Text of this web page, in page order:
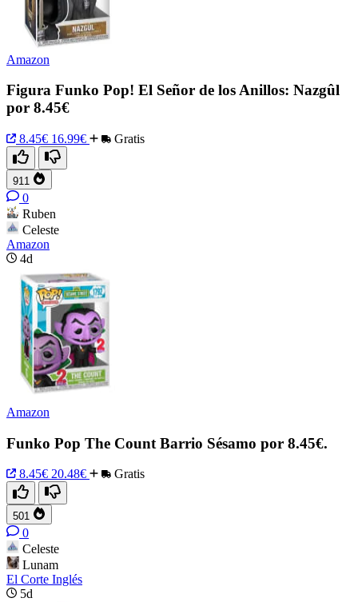
Amazon
Figura Funko Pop! El Señor de los Anillos: Nazgûl
por 8.45€
8.45€ 16.99€ Gratis
911
0
Ruben
Celeste
Amazon
4d
Amazon
Funko Pop The Count Barrio Sésamo por 8.45€.
8.45€ 20.48€ Gratis
501
0
Celeste
Lunam
El Corte Inglés
5d